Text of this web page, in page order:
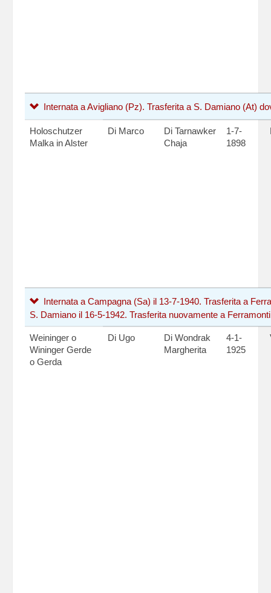
Internata a Avigliano (Pz). Trasferita a S. Damiano (At)
Holoschutzer
Malka in Alster
Di Marco
Di Tarnawker
Chaja
1-7-
1898
Internata a Campagna (Sa) il 13-7-1940. Trasferita a
S. Damiano il 16-5-1942. Trasferita nuovamente a
Weininger o
Wininger Gerde
o Gerda
Di Ugo
Di Wondrak
Margherita
4-1-
1925